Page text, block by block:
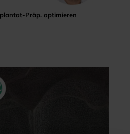
Präp. optimieren